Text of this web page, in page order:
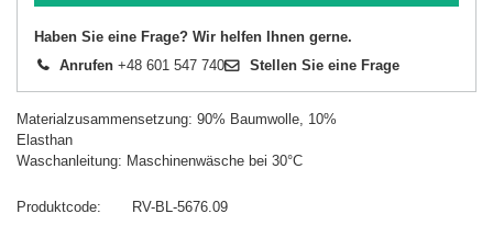
Haben Sie eine Frage? Wir helfen Ihnen gerne.
Anrufen +48 601 547 740 Stellen Sie eine Frage
Materialzusammensetzung: 90% Baumwolle, 10%
Elasthan
Waschanleitung: Maschinenwäsche bei 30°C
Produktcode
RV-BL-5676.09